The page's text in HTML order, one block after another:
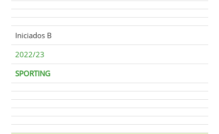
Iniciados B
2022/23
SPORTING